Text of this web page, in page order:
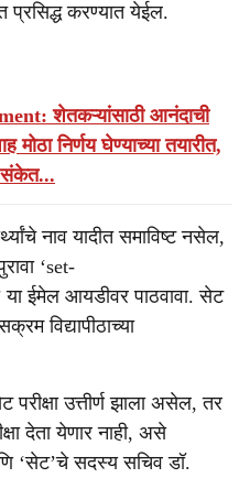
प्रसिद्ध करण्यात येईल.
शेतकऱ्यांसाठी आनंदाची
मोठा निर्णय घेण्याच्या तयारीत,
संकेत...
नाव यादीत समाविष्ट नसेल,
‘set-
ईमेल आयडीवर पाठवावा. सेट
विद्यापीठाच्या
परीक्षा उत्तीर्ण झाला असेल, तर
देता येणार नाही, असे
‘सेट’चे सदस्य सचिव डॉ.